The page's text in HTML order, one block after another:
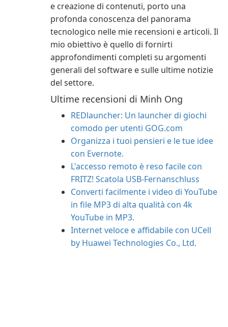
e creazione di contenuti, porto una
profonda conoscenza del panorama
tecnologico nelle mie recensioni e articoli. Il
mio obiettivo è quello di fornirti
approfondimenti completi su argomenti
generali del software e sulle ultime notizie
del settore.
Ultime recensioni di Minh Ong
REDlauncher: Un launcher di giochi
comodo per utenti GOG.com
Organizza i tuoi pensieri e le tue idee
con Evernote.
L'accesso remoto è reso facile con
FRITZ! Scatola USB-Fernanschluss
Converti facilmente i video di YouTube
in file MP3 di alta qualità con 4k
YouTube in MP3.
Internet veloce e affidabile con UCell
by Huawei Technologies Co., Ltd.